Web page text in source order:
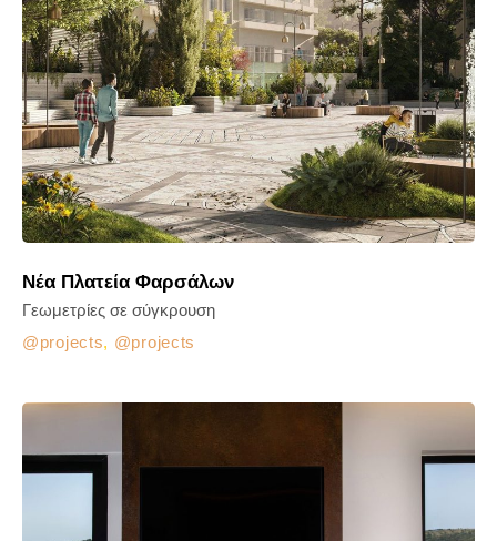
Νέα Πλατεία Φαρσάλων
projects, projects
Γεωμετρίες σε σύγκρουση